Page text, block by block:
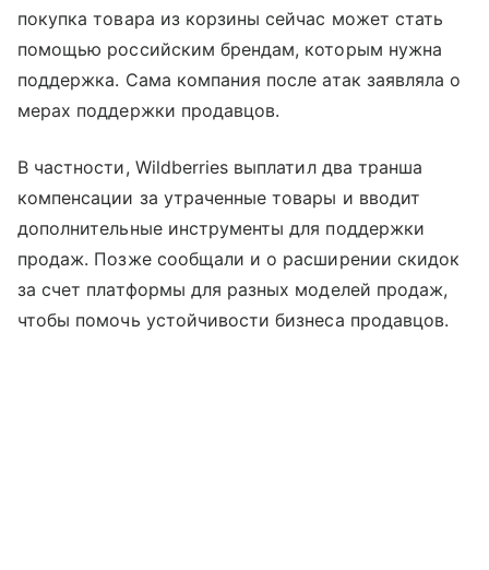
покупка товара из корзины сейчас может стать
помощью российским брендам, которым нужна
поддержка. Сама компания после атак заявляла о
мерах поддержки продавцов.
В частности, Wildberries выплатил два транша
компенсации за утраченные товары и вводит
дополнительные инструменты для поддержки
продаж. Позже сообщали и о расширении скидок
за счет платформы для разных моделей продаж,
чтобы помочь устойчивости бизнеса продавцов.